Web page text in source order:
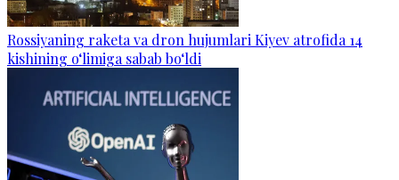
Rossiyaning raketa va dron hujumlari Kiyev atrofida 14
kishining o‘limiga sabab bo‘ldi